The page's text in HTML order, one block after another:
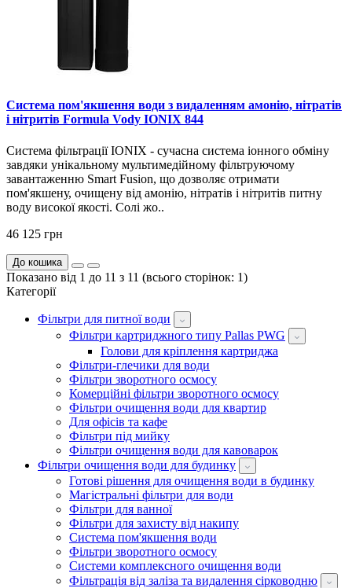
Система пом'якшення води з видаленням амонію, нітратів
і нітритів Formula Vody IONIX 844
Система фільтрації IONIX - сучасна система іонного обміну
завдяки унікальному мультимедійному фільтруючому
завантаженню Smart Fusion, що дозволяє отримати
пом'якшену, очищену від амонію, нітратів і нітритів питну
воду високої якості. Солі жо..
46 125 грн
До кошика
Показано від 1 до 11 з 11 (всього сторінок: 1)
Категорії
Фільтри для питної води
Фільтри картриджного типу Pallas PWG
Голови для кріплення картриджа
Фільтри-глечики для води
Фільтри зворотного осмосу
Комерційні фільтри зворотного осмосу
Фільтри очищення води для квартир
Для офісів та кафе
Фільтри під мийку
Фільтри очищення води для кавоварок
Фільтри очищення води для будинку
Готові рішення для очищення води в будинку
Магістральні фільтри для води
Фільтри для ванної
Фільтри для захисту від накипу
Система пом'якшення води
Фільтри зворотного осмосу
Системи комплексного очищення води
Фільтрація від заліза та видалення сірководню